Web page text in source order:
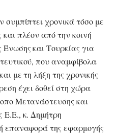
συμπίπτει χρονικά τόσο με
πλέον από την κοινή
και Τουρκίας για
που αναμφίβολα
με τη λήξη της χρονικής
έχει δοθεί στη χώρα
Μετανάστευσης και
Ε.Ε., κ. Δημήτρη
επαναφορά της εφαρμογής